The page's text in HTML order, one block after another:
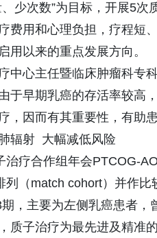
少次数”为目标，开展5
费用和心理负担，疗程短
用以来的重点发展方向。
中心主任暨临床肿瘤科专
于早期乳癌的存活率较高
，因而有其重要性，有助
辐射 大幅减低风险
治疗合作组年会PTCOG-
列（match cohort）并作
，主要为左侧乳癌患者
质子治疗为最先进及精准